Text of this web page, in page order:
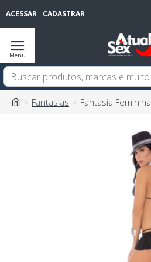
ACESSAR CADASTRAR
Fantasias Fantasia Feminina